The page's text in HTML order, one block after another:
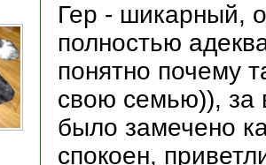
Гер - шикарный,
полностью
понятно почему
свою семью)), за
было замечено
спокоен,